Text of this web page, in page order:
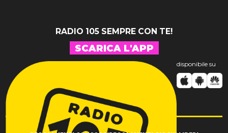
RADIO 105 SEMPRE CON TE!
SCARICA L'APP
disponibile su